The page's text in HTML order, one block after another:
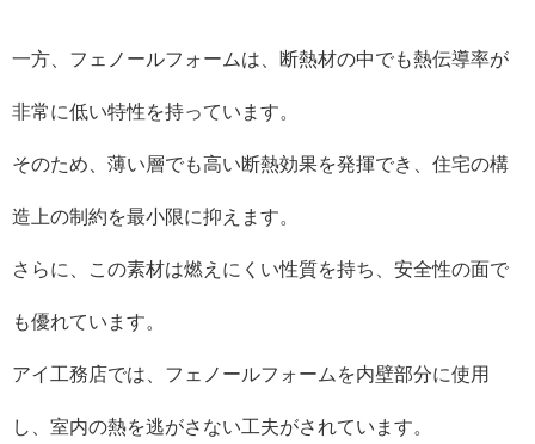
一方、フェノールフォームは、断熱材の中でも熱伝導率が
非常に低い特性を持っています。
そのため、薄い層でも高い断熱効果を発揮でき、住宅の構
造上の制約を最小限に抑えます。
さらに、この素材は燃えにくい性質を持ち、安全性の面で
も優れています。
アイ工務店では、フェノールフォームを内壁部分に使用
し、室内の熱を逃がさない工夫がされています。